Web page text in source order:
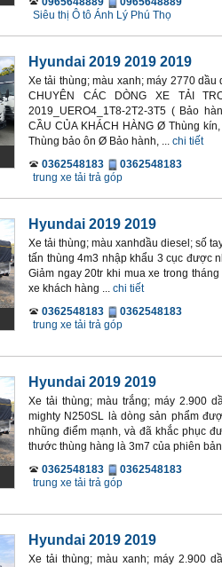
Siêu thị Ô tô Ánh Lý Phú Thọ
Hyundai 2019 2019 2019
Xe tải thùng; màu xanh; máy 2770 dầu
CHUYÊN CÁC DÒNG XE TẢI
2019_UERO4_1T8-2T2-3T5 ( Bảo
CẦU CỦA KHÁCH HÀNG Ø Thùng
Thùng bảo ôn Ø Bảo hành, ... chi tiết
0362548183
0362548183
trung xe tải trả góp
Hyundai 2019 2019
Xe tải thùng; màu xanhdầu diesel; số
tấn thùng 4m3 nhập khẩu 3 cục được
Giảm ngay 20tr khi mua xe trong
xe khách hàng ... chi tiết
0362548183
0362548183
trung xe tải trả góp
Hyundai 2019 2019
Xe tải thùng; màu trắng; máy 2.900
mighty N250SL là dòng sản phẩm
nhũng điểm mạnh, và đã khắc phục
thước thùng hàng là 3m7 của phiên
0362548183
0362548183
trung xe tải trả góp
Hyundai 2019 2019
Xe tải thùng; màu xanh; máy 2.900